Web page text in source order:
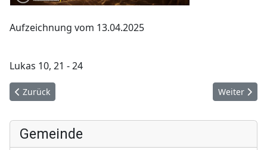
Aufzeichnung vom 13.04.2025
Lukas 10, 21 - 24
Vorheriger Beitrag: Jesus am Kreuz
Zurück Nächster
Weiter
Gemeinde